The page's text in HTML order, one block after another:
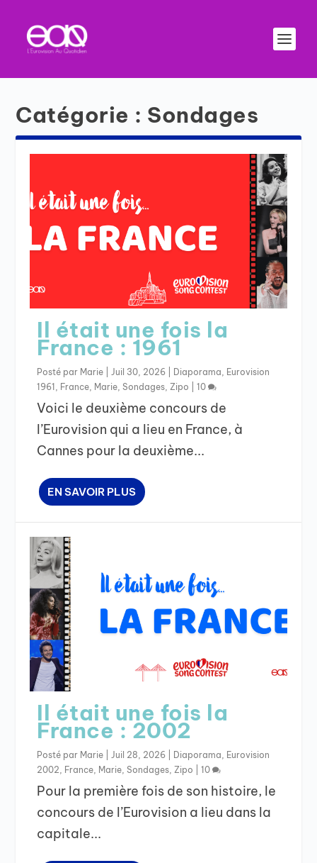
Catégorie : Sondages
Il était une fois la
France : 1961
Posté par Marie Juil 30, 2026 Diaporama
Eurovision
1961
France Marie ,Sondages ,Zipo |10
Voici le deuxième concours de
l’Eurovision qui a lieu en France, à
Cannes pour la deuxième...
EN SAVOIR PLUS
Il était une fois la
France : 2002
Posté par Marie Juil 28, 2026 Diaporama Eurovision
2002 France Marie ,Sondages ,Zipo |10
Pour la première fois de son histoire, le
concours de l’Eurovision a lieu dans la
capitale...